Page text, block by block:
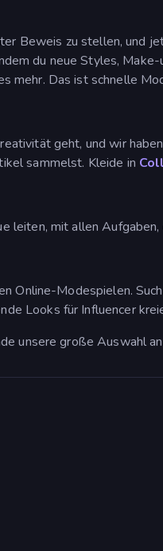
Beweis zu stellen, und
du neue Styles,
mehr. Das ist schnelle
geht, und wir
sammelst. Kleide in
leiten, mit allen
Modespielen. Such
Looks für Influencer
unsere große Auswahl